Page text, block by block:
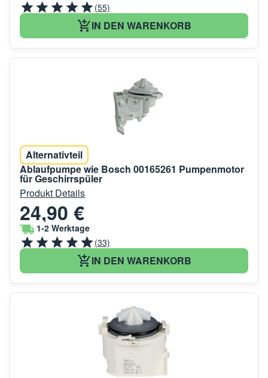
(55)
IN DEN WARENKORB
Alternativteil
Ablaufpumpe wie Bosch 00165261 Pumpenmotor
für Geschirrspüler
Produkt Details
24,90 €
1-2 Werktage
(33)
IN DEN WARENKORB